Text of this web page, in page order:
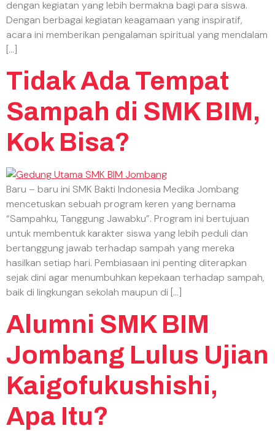
dengan kegiatan yang lebih bermakna bagi para siswa.
Dengan berbagai kegiatan keagamaan yang inspiratif,
acara ini memberikan pengalaman spiritual yang mendalam
[…]
Tidak Ada Tempat
Sampah di SMK BIM,
Kok Bisa?
Baru – baru ini SMK Bakti Indonesia Medika Jombang
mencetuskan sebuah program keren yang bernama
“Sampahku, Tanggung Jawabku”. Program ini bertujuan
untuk membentuk karakter siswa yang lebih peduli dan
bertanggung jawab terhadap sampah yang mereka
hasilkan setiap hari. Pembiasaan ini penting diterapkan
sejak dini agar menumbuhkan kepekaan terhadap sampah,
baik di lingkungan sekolah maupun di […]
Alumni SMK BIM
Jombang Lulus Ujian
Kaigofukushishi,
Apa Itu?